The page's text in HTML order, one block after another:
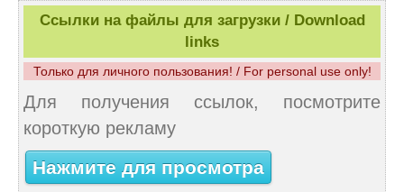
Ссылки на файлы для загрузки / Download
links
Только для личного пользования! / For personal use only!
Для получения ссылок, посмотрите
короткую рекламу
Нажмите для просмотра